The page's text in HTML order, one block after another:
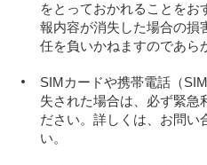
をとっておかれることをお
報内容が消失した場合の損
任を負いかねますのであら
SIMカードや携帯電話（
失された場合は、必ず緊急
ださい。詳しくは、お問い
い。